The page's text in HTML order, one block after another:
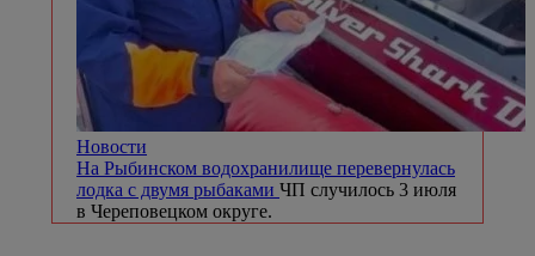
Новости
На Рыбинском водохранилище перевернулась
лодка с двумя рыбаками ЧП случилось 3 июля
в Череповецком округе.